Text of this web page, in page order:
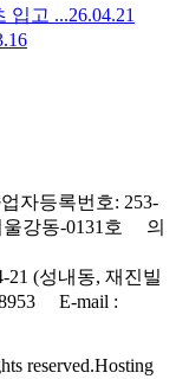
입고 ...26.04.21
등록번호: 253-
울강동-0131호 의
21 (성내동, 재진빌
E-mail :
reserved.Hosting